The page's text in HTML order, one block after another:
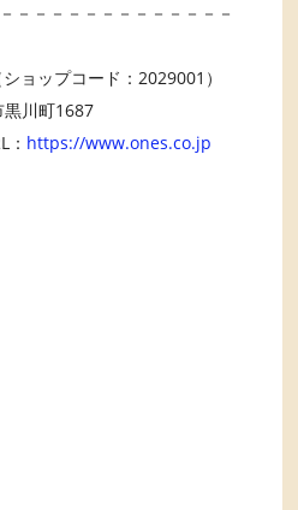
－－－－－－－－－－－－－
ョップコード：2029001）
川町1687
https://www.ones.co.jp